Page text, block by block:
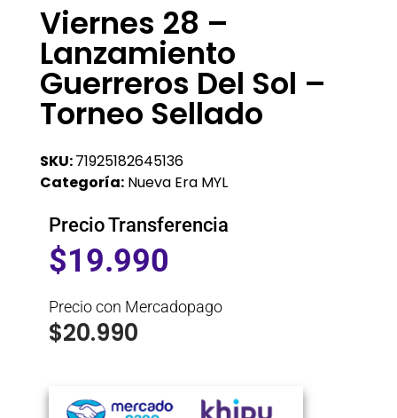
Viernes 28 –
Lanzamiento
Guerreros Del Sol –
Torneo Sellado
SKU:71925182645136
Categoría: Nueva Era MYL
Precio Transferencia
$19.990
Precio con Mercadopago
$20.990